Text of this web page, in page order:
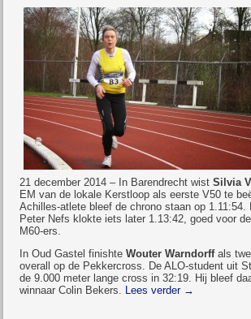
21 december 2014 – In Barendrecht wistSilvia
EM van de lokale Kerstloop als eerste V50 te
Achilles-atlete bleef de chrono staan op 1.11:54.
Peter Nefs klokte iets later 1.13:42, goed voor
M60-ers.
In Oud Gastel finishteWouter Warndorffals
overall op de Pekkercross. De ALO-student uit
de 9.000 meter lange cross in 32:19. Hij bleef
winnaar Colin Bekers. Lees verder →